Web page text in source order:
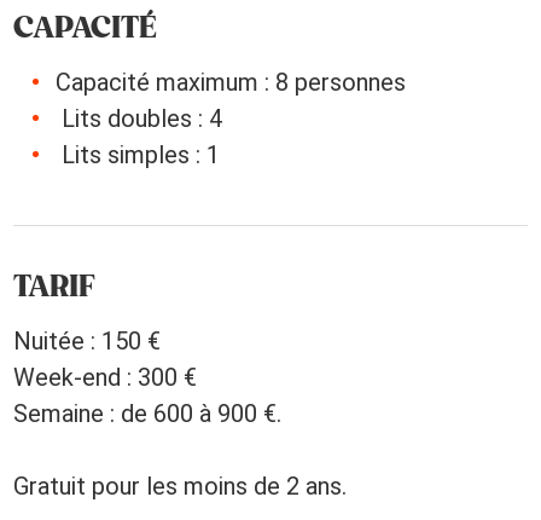
CAPACITÉ
Capacité maximum : 8 personnes
Lits doubles : 4
Lits simples : 1
TARIF
Nuitée : 150 €
Week-end : 300 €
Semaine : de 600 à 900 €.
Gratuit pour les moins de 2 ans.